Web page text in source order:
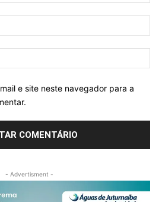
e site neste navegador para a
- Advertisment -